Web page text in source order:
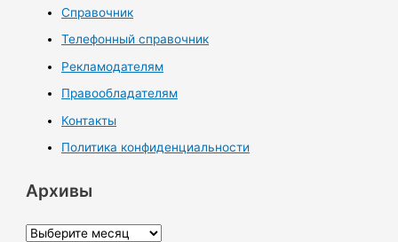
Справочник
Телефонный справочник
Рекламодателям
Правообладателям
Контакты
Политика конфиденциальности
Архивы
А